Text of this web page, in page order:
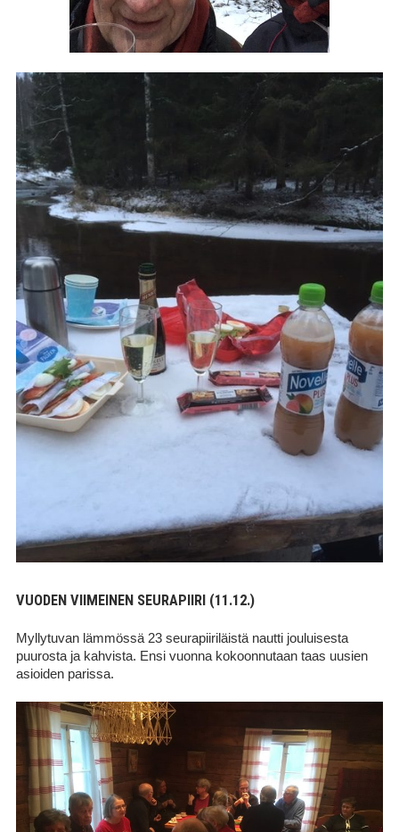
VUODEN VIIMEINEN SEURAPIIRI (11.12.)
Myllytuvan lämmössä 23 seurapiiriläistä nautti jouluisesta
puurosta ja kahvista. Ensi vuonna kokoonnutaan taas uusien
asioiden parissa.